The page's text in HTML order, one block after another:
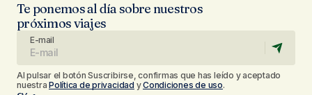
Te ponemos al día sobre nuestros
próximos viajes
E-mail
Al pulsar el botón Suscribirse, confirmas que has leído y aceptado
nuestraPolítica de privacidad yCondiciones de uso.